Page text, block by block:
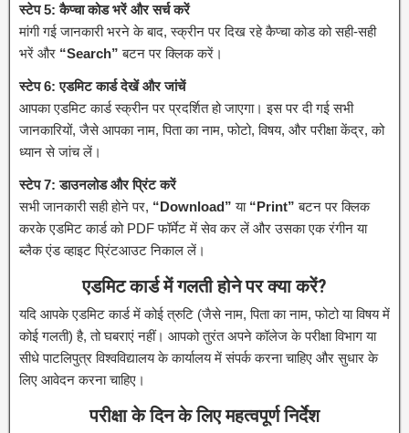
स्टेप 5: कैप्चा कोड भरें और सर्च करें
मांगी गई जानकारी भरने के बाद, स्क्रीन पर दिख रहे कैप्चा कोड को सही-सही
भरें और “Search” बटन पर क्लिक करें।
स्टेप 6: एडमिट कार्ड देखें और जांचें
आपका एडमिट कार्ड स्क्रीन पर प्रदर्शित हो जाएगा। इस पर दी गई सभी
जानकारियों, जैसे आपका नाम, पिता का नाम, फोटो, विषय, और परीक्षा केंद्र, को
ध्यान से जांच लें।
स्टेप 7: डाउनलोड और प्रिंट करें
सभी जानकारी सही होने पर, “Download” या “Print” बटन पर क्लिक
करके एडमिट कार्ड को PDF फॉर्मेट में सेव कर लें और उसका एक रंगीन या
ब्लैक एंड व्हाइट प्रिंटआउट निकाल लें।
एडमिट कार्ड में गलती होने पर क्या करें?
यदि आपके एडमिट कार्ड में कोई त्रुटि (जैसे नाम, पिता का नाम, फोटो या विषय में
कोई गलती) है, तो घबराएं नहीं। आपको तुरंत अपने कॉलेज के परीक्षा विभाग या
सीधे पाटलिपुत्र विश्वविद्यालय के कार्यालय में संपर्क करना चाहिए और सुधार के
लिए आवेदन करना चाहिए।
परीक्षा के दिन के लिए महत्वपूर्ण निर्देश